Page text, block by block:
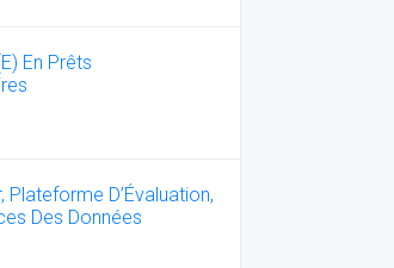
En Prêts
Plateforme D’Évaluation,
Des Données